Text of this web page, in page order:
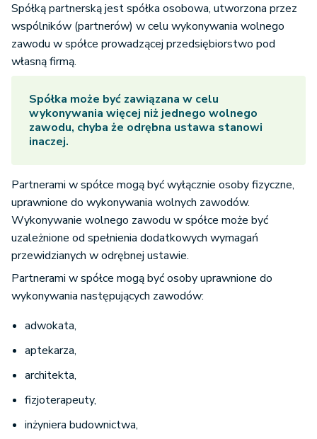
Spółką partnerską jest spółka osobowa, utworzona przez
wspólników (partnerów) w celu wykonywania wolnego
zawodu w spółce prowadzącej przedsiębiorstwo pod
własną firmą.
Spółka może być zawiązana w celu
wykonywania więcej niż jednego wolnego
zawodu, chyba że odrębna ustawa stanowi
inaczej.
Partnerami w spółce mogą być wyłącznie osoby fizyczne,
uprawnione do wykonywania wolnych zawodów.
Wykonywanie wolnego zawodu w spółce może być
uzależnione od spełnienia dodatkowych wymagań
przewidzianych w odrębnej ustawie.
Partnerami w spółce mogą być osoby uprawnione do
wykonywania następujących zawodów:
adwokata,
aptekarza,
architekta,
fizjoterapeuty,
inżyniera budownictwa,